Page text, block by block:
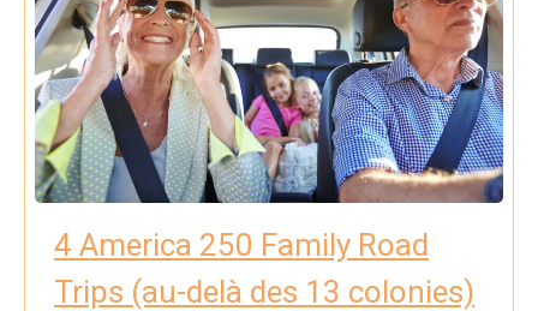
4 America 250 Family Road
Trips (au-delà des 13 colonies)